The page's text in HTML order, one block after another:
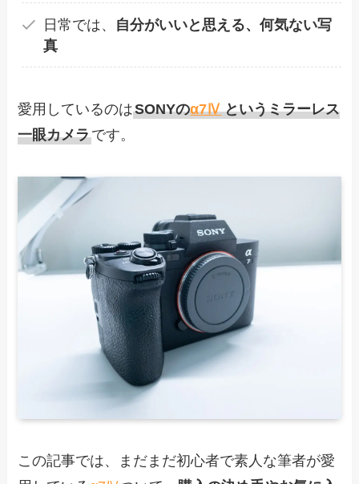
日常では、
自分がいいと思える、何気ない写
真
愛用しているのはSONYのα7Ⅳ というミラーレス
一眼カメラです。
この記事では、まだまだ初心者で素人な筆者が愛